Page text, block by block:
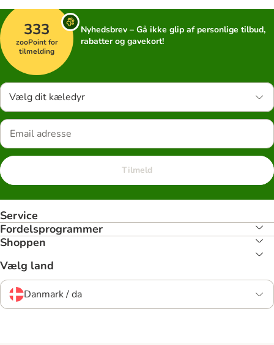
333
zooPoint for
tilmelding
Nyhedsbrev – Gå ikke glip af personlige tilbud,
rabatter og gavekort!
Vælg dit kæledyr
Tilmeld
Service
Fordelsprogrammer
Shoppen
Vælg land
Danmark / da